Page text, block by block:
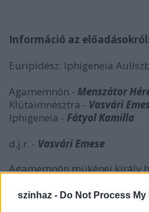
szinhaz - Do Not Process
Információ az
Euripidész: Iphigeneia
Agamemnón - Menszátor
Klütaimnésztra - Vasvári
Iphigeneia - Fátyol Kamilla
d.j.r. - Vasvári Emese
Agamemnón mükénei király
maga alá egy istent. Nincs is
tette, hiszen ő "csak" azt